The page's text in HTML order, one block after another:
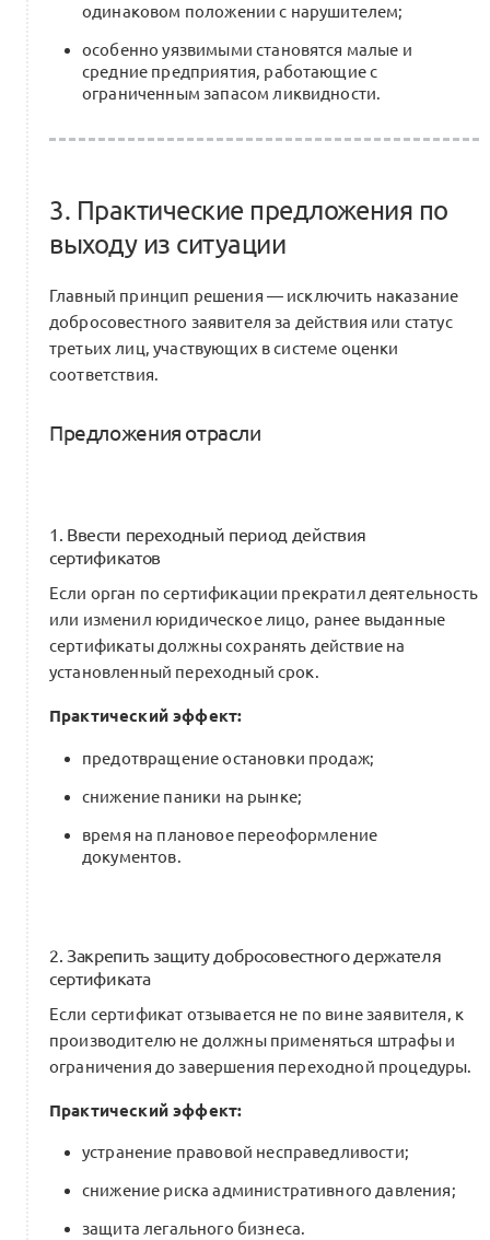
одинаковом положении с нарушителем;
особенно уязвимыми становятся малые и
средние предприятия, работающие с
ограниченным запасом ликвидности.
3. Практические предложения по
выходу из ситуации
Главный принцип решения — исключить наказание
добросовестного заявителя за действия или статус
третьих лиц, участвующих в системе оценки
соответствия.
Предложения отрасли
1. Ввести переходный период действия
сертификатов
Если орган по сертификации прекратил деятельность
или изменил юридическое лицо, ранее выданные
сертификаты должны сохранять действие на
установленный переходный срок.
Практический эффект:
предотвращение остановки продаж;
снижение паники на рынке;
время на плановое переоформление
документов.
2. Закрепить защиту добросовестного держателя
сертификата
Если сертификат отзывается не по вине заявителя, к
производителю не должны применяться штрафы и
ограничения до завершения переходной процедуры.
Практический эффект:
устранение правовой несправедливости;
снижение риска административного давления;
защита легального бизнеса.